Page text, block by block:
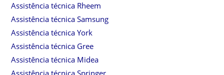
Assistência técnica Rheem
Assistência técnica Samsung
Assistência técnica York
Assistência técnica Gree
Assistência técnica Midea